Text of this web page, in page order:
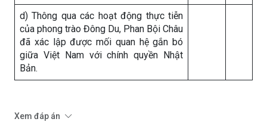
d)Thông qua các hoạt động thực tiễn
của phong trào Đông Du, Phan Bội Châu
đã xác lập được mối quan hệ gắn bó
giữa Việt Nam với chính quyền Nhật
Bản.
Xem đáp án